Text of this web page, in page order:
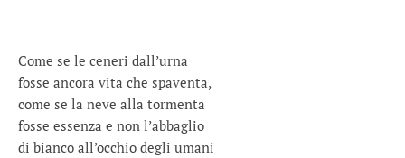
Come se le ceneri dall’urna
fosse ancora vita che spaventa,
come se la neve alla tormenta
fosse essenza e non l’abbaglio
di bianco all’occhio degli umani